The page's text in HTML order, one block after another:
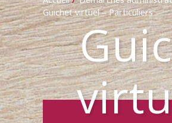
Guichet virtuel – Particuliers